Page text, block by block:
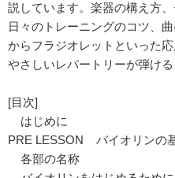
説しています。楽器の構え方
日々のトレーニングのコツ、
からフラジオレットといった
やさしいレパートリーが弾ける
[目次]
はじめに
PRE LESSON バイオリンの
各部の名称